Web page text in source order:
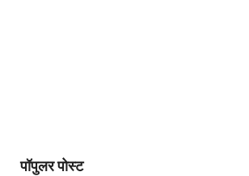
पॉपुलर पोस्ट